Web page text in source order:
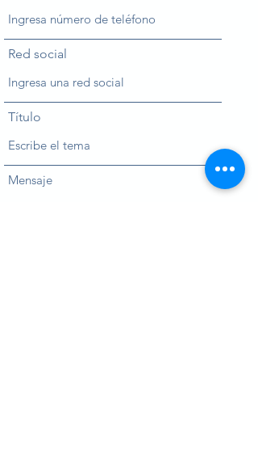
Red social
Título
Mensaje